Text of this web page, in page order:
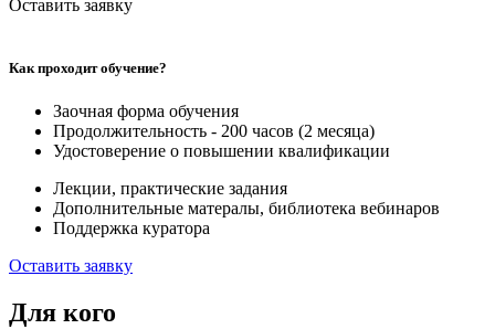
Оставить заявку
Как проходит обучение?
Заочная форма обучения
Продолжительность - 200 часов (2 месяца)
Удостоверение о повышении квалификации
Лекции, практические задания
Дополнительные матералы, библиотека вебинаров
Поддержка куратора
Оставить заявку
Для кого